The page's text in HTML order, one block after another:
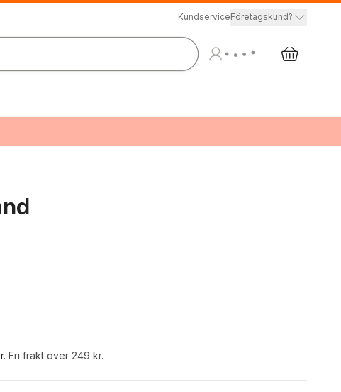
KundserviceFöretagskund?
. Fri frakt över 249 kr.